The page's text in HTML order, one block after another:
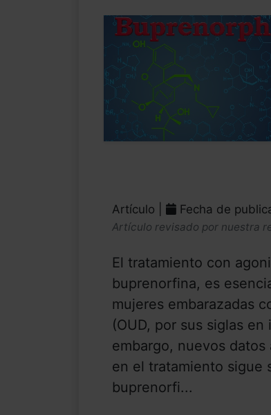
Artículo | Fecha de
Artículo revisado por nuestra
El tratamiento con
buprenorfina, es
mujeres embarazadas
(OUD, por sus siglas
embargo, nuevos
en el tratamiento sigue
buprenorfi...